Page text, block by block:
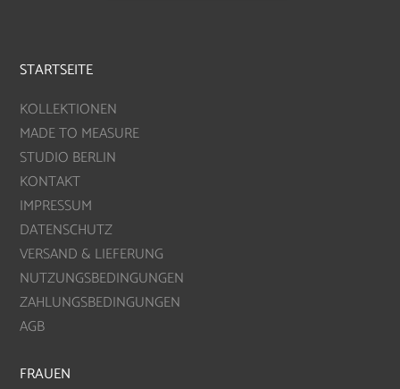
STARTSEITE
KOLLEKTIONEN
MADE TO MEASURE
STUDIO BERLIN
KONTAKT
IMPRESSUM
DATENSCHUTZ
VERSAND & LIEFERUNG
NUTZUNGSBEDINGUNGEN
ZAHLUNGSBEDINGUNGEN
AGB
FRAUEN